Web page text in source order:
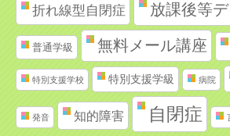
折れ線型自閉症 放課後等
普通学級 無料メール講座
特別支援学校 特別支援学級 病院
発音 知的障害 自閉症